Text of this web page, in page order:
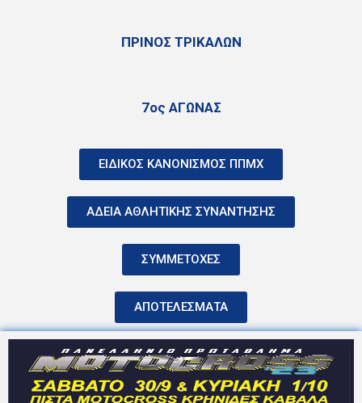
ΠΡΙΝΟΣ ΤΡΙΚΑΛΩΝ
7ος ΑΓΩΝΑΣ
ΕΙΔΙΚΟΣ ΚΑΝΟΝΙΣΜΟΣ ΠΠΜΧ
ΑΔΕΙΑ ΑΘΛΗΤΙΚΗΣ ΣΥΝΑΝΤΗΣΗΣ
ΣΥΜΜΕΤΟΧΕΣ
ΑΠΟΤΕΛΕΣΜΑΤΑ